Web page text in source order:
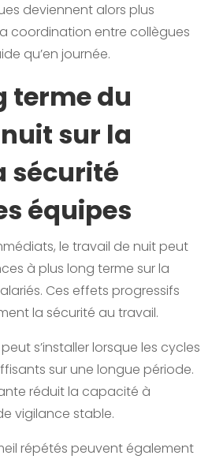
deviennent alors plus
coordination entre collègues
qu’en journée.
terme du
sur la
sécurité
équipes
le travail de nuit peut
à plus long terme sur la
Ces effets progressifs
la sécurité au travail.
s’installer lorsque les cycles
sur une longue période.
réduit la capacité à
vigilance stable.
répétés peuvent également